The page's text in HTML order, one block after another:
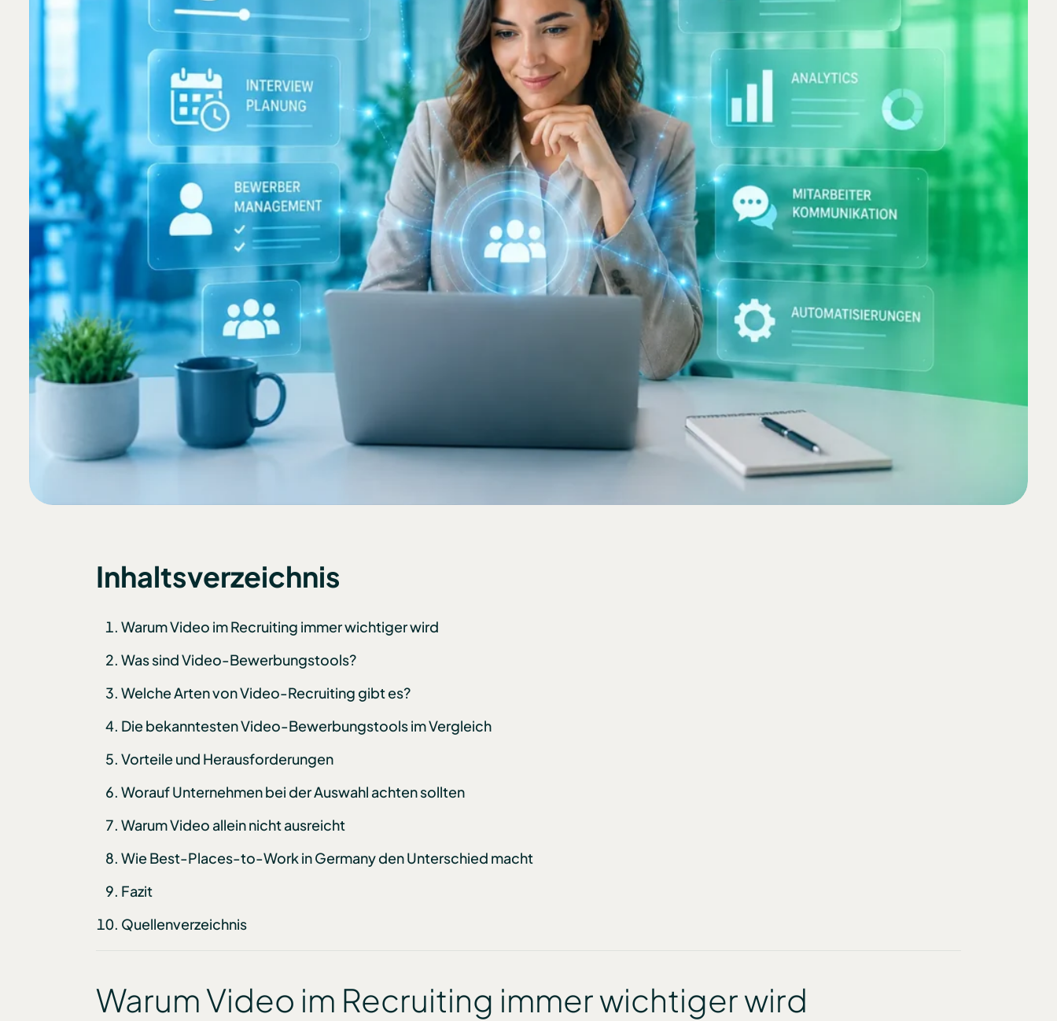
Inhaltsverzeichnis
Warum Video im Recruiting immer wichtiger wird
Was sind Video-Bewerbungstools?
Welche Arten von Video-Recruiting gibt es?
Die bekanntesten Video-Bewerbungstools im Vergleich
Vorteile und Herausforderungen
Worauf Unternehmen bei der Auswahl achten sollten
Warum Video allein nicht ausreicht
Wie Best-Places-to-Work in Germany den Unterschied macht
Fazit
Quellenverzeichnis
Warum Video im Recruiting immer wichtiger wird